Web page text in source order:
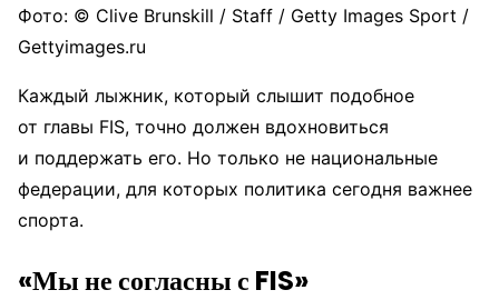
Фото: © Clive Brunskill / Staff / Getty Images Sport /
Gettyimages.ru
Каждый лыжник, который слышит подобное
от главы FIS, точно должен вдохновиться
и поддержать его. Но только не национальные
федерации, для которых политика сегодня важнее
спорта.
«Мы не согласны с FIS»